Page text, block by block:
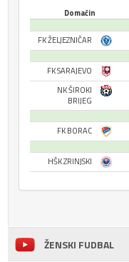
Domaćin
FK ŽELJEZNIČAR
FK SARAJEVO
NK ŠIROKI
BRIJEG
FK BORAC
HŠK ZRINJSKI
ŽENSKI FUDBAL